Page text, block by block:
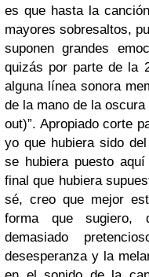
es que hasta la
mayores sobresaltos,
suponen grandes
quizás por parte de la
alguna línea sonora
de la mano de la
out)”. Apropiado corte
yo que hubiera sido
se hubiera puesto
final que hubiera
sé, creo que mejor
forma que sugiero,
demasiado
desesperanza y la